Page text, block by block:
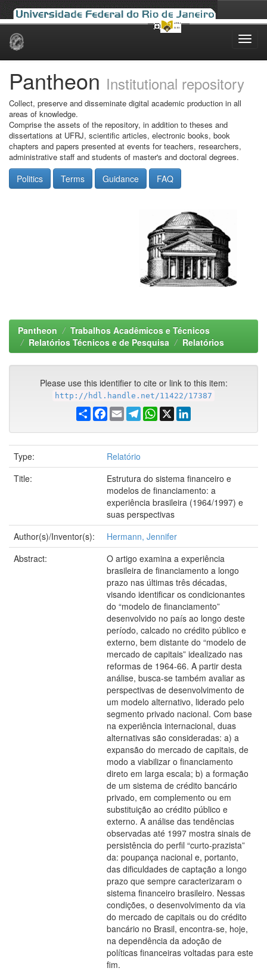
Skip
Pantheon Institutional repository
Collect, preserve and disseminate digital academic production in all
areas of knowledge.
Comprise the assets of the repository, in addition to theses and
dissertations at UFRJ, scientific articles, electronic books, book
chapters and papers presented at events for teachers, researchers,
administrative staff and students of master's and doctoral degrees.
Politics Terms Guidance FAQ
Pantheon
Trabalhos Acadêmicos e Técnicos
Relatórios Técnicos e de Pesquisa
Relatórios
Please use this identifier to cite or link to this item:
http://hdl.handle.net/11422/17387
ShareFacebook
EmailTelegramWhatsApp
X
Type:
Relatório
Title:
Estrutura do sistema financeiro e
modelos de financiamento: a
experiência brasileira (1964/1997) e
suas perspectivas
Author(s)/Inventor(s):
Hermann, Jennifer
Abstract:
O artigo examina a experiência
brasileira de financiamento a longo
prazo nas últimas três décadas,
visando identificar os condicionantes
do “modelo de financiamento”
desenvolvido no país ao longo deste
período, calcado no crédito público e
externo, bem distante do “modelo de
mercado de capitais” idealizado nas
reformas de 1964-66. A partir desta
análise, busca-se também avaliar as
perspectivas de desenvolvimento de
um modelo alternativo, liderado pelo
segmento privado nacional. Com base
na experiência internacional, duas
alternativas são consideradas: a) a
expansão do mercado de capitais, de
modo a viabilizar o financiamento
direto em larga escala; b) a formação
de um sistema de crédito bancário
privado, em complemento ou em
substituição ao crédito público e
externo. A análise das tendências
observadas até 1997 mostra sinais de
persistência do perfil “curto-prazista”
da: poupança nacional e, portanto,
das dificuldades de captação a longo
prazo que sempre caracterizaram o
sistema financeiro brasileiro. Nessas
condições, o desenvolvimento da via
do mercado de capitais ou do crédito
bancário no Brasil, encontra-se, hoje,
na dependência da adoção de
políticas financeiras voltadas para este
fim.